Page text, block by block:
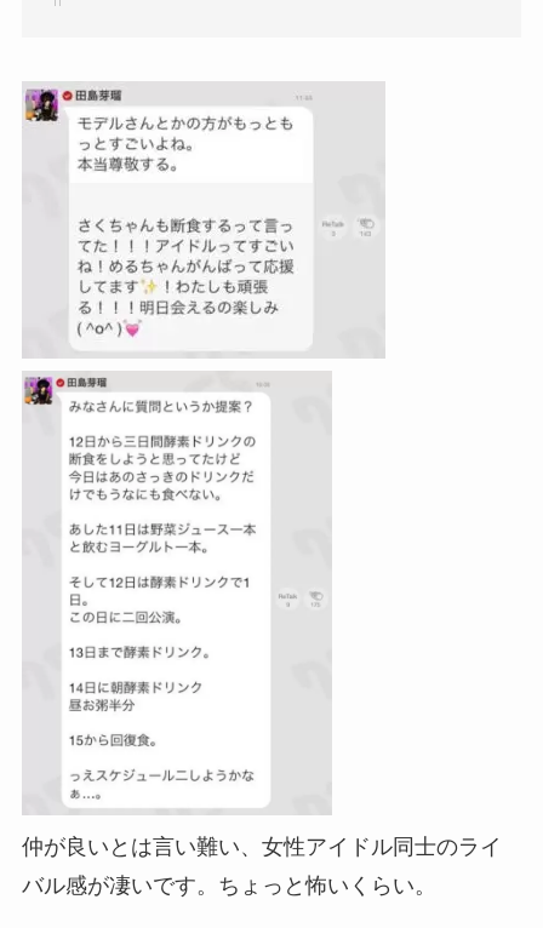
仲が良いとは言い難い、女性アイドル同士のライ
バル感が凄いです。ちょっと怖いくらい。